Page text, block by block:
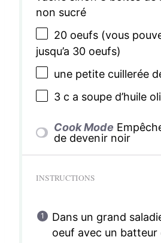
non sucré
20oeufs (vous
jusqu’a 30 oeufs)
une petite cuillerée
3c a soupe d’huile
Cook Mode
de devenir noir
INSTRUCTIONS
Dans un grand
oeuf avec un batteur